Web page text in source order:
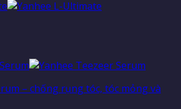
– chống rụng tóc, tóc mỏng và